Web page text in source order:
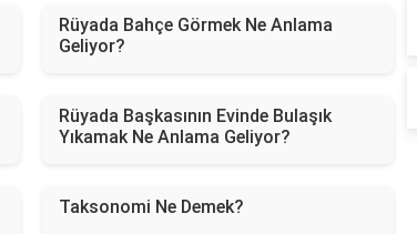
Rüyada Bahçe Görmek Ne Anlama
Geliyor?
Rüyada Başkasının Evinde Bulaşık
Yıkamak Ne Anlama Geliyor?
Taksonomi Ne Demek?